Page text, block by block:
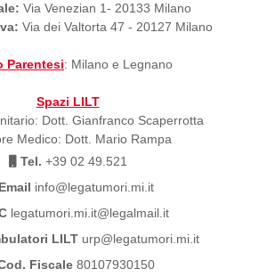
Via Venezian 1- 20133 Milano
Via dei Valtorta 47 - 20127 Milano
Parentesi: Milano e Legnano
Spazi LILT
Dott. Gianfranco Scaperrotta
Medico: Dott. Mario Rampa
Tel. +39 02 49.521
Email info@legatumori.mi.it
legatumori.mi.it@legalmail.it
LILTurp@legatumori.mi.it
Fiscale80107930150